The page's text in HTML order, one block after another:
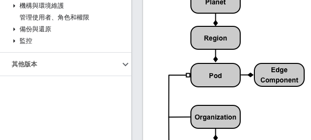
機構與環境維護
管理使用者、角色和權限
備份與還原
監控
其他版本